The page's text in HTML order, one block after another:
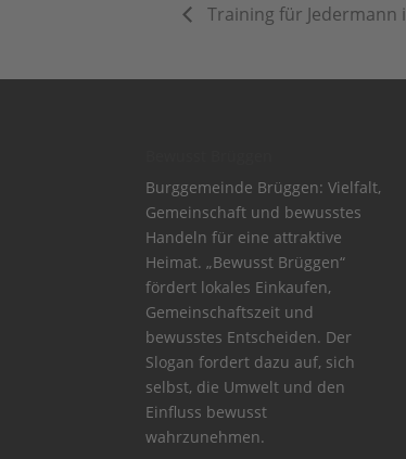
Training für Jedermann
Burggemeinde Brüggen: Vielfalt,
Gemeinschaft und bewusstes
Handeln für eine attraktive
Heimat. „Bewusst Brüggen“
fördert lokales Einkaufen,
Gemeinschaftszeit und
bewusstes Entscheiden. Der
Slogan fordert dazu auf, sich
selbst, die Umwelt und den
Einfluss bewusst
wahrzunehmen.